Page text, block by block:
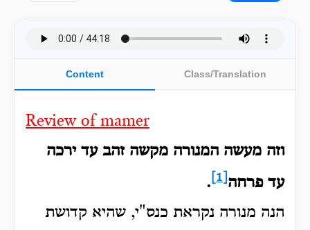
Content Class/Translation
Review of mamer
וזה מעשה המנורה מקשה זהב עד ירכה
עד פרחה
.
הנה מנורה נקראת כנס"י, שהיא קדושת